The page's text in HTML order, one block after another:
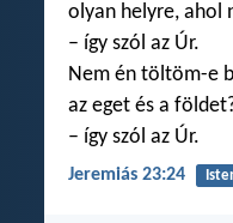
olyan helyre, ahol
– így szól az Úr.
Nem én töltöm-e
az eget és a
– így szól az Úr.
Jeremiás 23:24